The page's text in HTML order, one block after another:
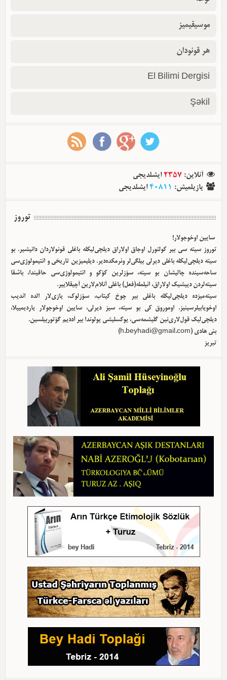
موسیقیمیز
هر قونودان
El Bilimi Dergisi
Şəkil
آنلاین:
2357 ایشلدیجی
یازیلمیش:
40811ایشلدیجی
توروز
سایین اوخوجولار!
توروز سیته سی بیر کولتورل اوجاق اولا‌راق دیلچی‌لیکله باغلی قونولاردان دانیشیر. بو
سیته دیلچی‌لیکله باغلی دیرلی بیلگی‌لر وئرمکده‌دیر. دیلیمیزین تاریخی و ائتیمولوژی‌سی
ساحه‌سینده چالیشان بو سیته، سؤزلرین کؤکو و ائتیمولوژی‌سی حاقیندا، باشقا
سیته‌لردن دییشیک اولا‌راق، ائیلمله(فعل) باغلی آنلام‌لارین آچیقلاییر.
سیته‌میزده دیلچی‌لیکله باغلی بیر چوخ کیتاب، سؤزلوک، یازی‌لار الده ائدیب
اوخویابیلرسینیز. اوموروق کی بو سیته، سیز دیرلی، سایین اوخوجولار یاردیمییلا،
دیلچی‌لیک قول‌لاری‌نین گلیشمه‌سی، یوکسلیشی یولوندا بیر آددیم گؤتوربیلسین.
بئی هادی (h.beyhadi@gmail.com
)
تبریز